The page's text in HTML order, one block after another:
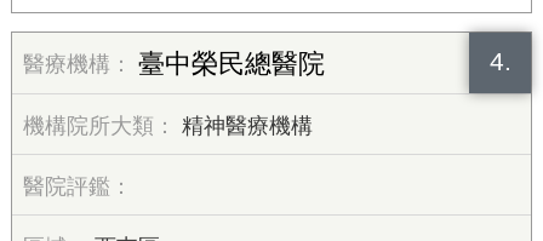
4.
臺中榮民總醫院
精神醫療機構